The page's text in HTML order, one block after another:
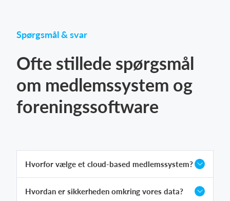
Spørgsmål & svar
Ofte stillede spørgsmål
om medlemssystem og
foreningssoftware
Hvorfor vælge et cloud-based medlemssystem?
Hvordan er sikkerheden omkring vores data?